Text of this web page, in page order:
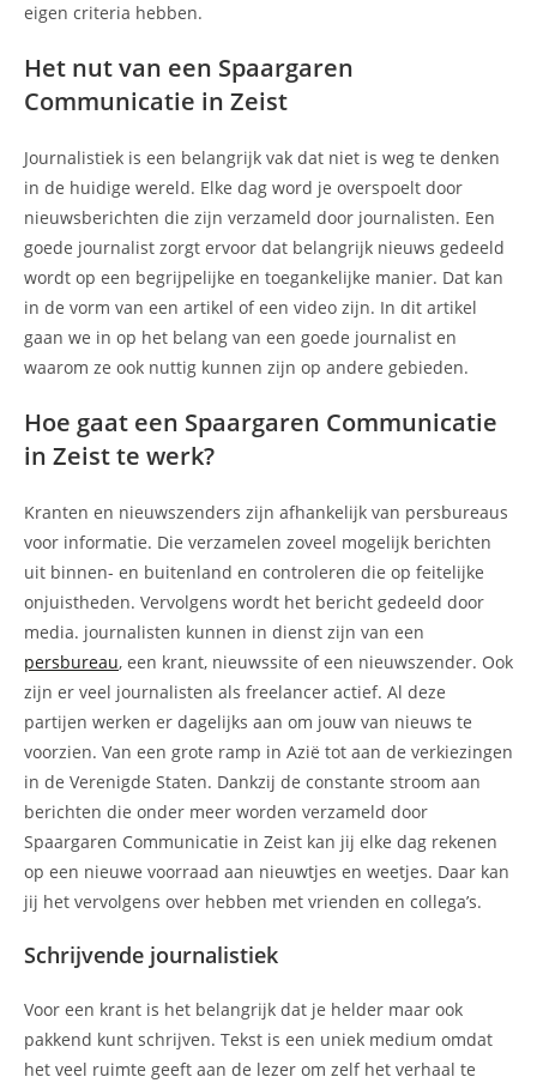
eigen criteria hebben.
Het nut van een Spaargaren
Communicatie in Zeist
Journalistiek is een belangrijk vak dat niet is weg te denken
in de huidige wereld. Elke dag word je overspoelt door
nieuwsberichten die zijn verzameld door journalisten. Een
goede journalist zorgt ervoor dat belangrijk nieuws gedeeld
wordt op een begrijpelijke en toegankelijke manier. Dat kan
in de vorm van een artikel of een video zijn. In dit artikel
gaan we in op het belang van een goede journalist en
waarom ze ook nuttig kunnen zijn op andere gebieden.
Hoe gaat een Spaargaren Communicatie
in Zeist te werk?
Kranten en nieuwszenders zijn afhankelijk van persbureaus
voor informatie. Die verzamelen zoveel mogelijk berichten
uit binnen- en buitenland en controleren die op feitelijke
onjuistheden. Vervolgens wordt het bericht gedeeld door
media. journalisten kunnen in dienst zijn van een
persbureau, een krant, nieuwssite of een nieuwszender. Ook
zijn er veel journalisten als freelancer actief. Al deze
partijen werken er dagelijks aan om jouw van nieuws te
voorzien. Van een grote ramp in Azië tot aan de verkiezingen
in de Verenigde Staten. Dankzij de constante stroom aan
berichten die onder meer worden verzameld door
Spaargaren Communicatie in Zeist kan jij elke dag rekenen
op een nieuwe voorraad aan nieuwtjes en weetjes. Daar kan
jij het vervolgens over hebben met vrienden en collega’s.
Schrijvende journalistiek
Voor een krant is het belangrijk dat je helder maar ook
pakkend kunt schrijven. Tekst is een uniek medium omdat
het veel ruimte geeft aan de lezer om zelf het verhaal te